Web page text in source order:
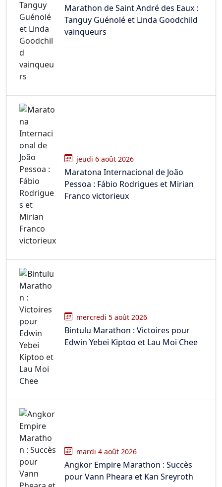
Marathon de Saint André des Eaux :
Tanguy Guénolé et Linda Goodchild
vainqueurs
jeudi 6 août 2026
Maratona Internacional de João
Pessoa : Fábio Rodrigues et Mirian
Franco victorieux
mercredi 5 août 2026
Bintulu Marathon : Victoires pour
Edwin Yebei Kiptoo et Lau Moi Chee
mardi 4 août 2026
Angkor Empire Marathon : Succès
pour Vann Pheara et Kan Sreyroth